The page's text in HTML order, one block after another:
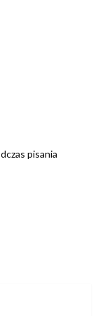
pisania